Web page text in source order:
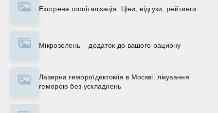
Екстрена госпіталізація. Ціни, відгуки, рейтинги
Мікрозелень – додаток до вашого рациону
Лазерна гемороїдектомія в Москві: лікування
геморою без ускладнень